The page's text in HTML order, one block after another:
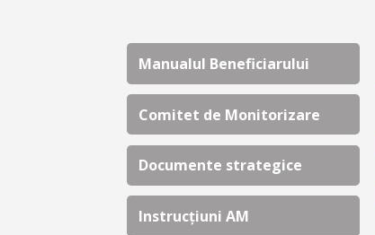
Manualul Beneficiarului
Comitet de Monitorizare
Documente strategice
Instrucțiuni AM